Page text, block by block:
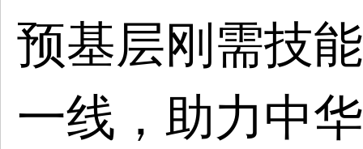
预基层刚需技
一线，助力中